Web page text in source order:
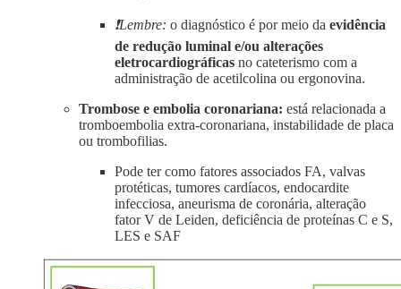
❗Lembre: o diagnóstico é por meio da evidência
de redução luminal e/ou alterações
eletrocardiográficas no cateterismo com a
administração de acetilcolina ou ergonovina.
Trombose e embolia coronariana: está relacionada a
tromboembolia extra-coronariana, instabilidade de placa
ou trombofilias.
Pode ter como fatores associados FA, valvas
protéticas, tumores cardíacos, endocardite
infecciosa, aneurisma de coronária, alteração
fator V de Leiden, deficiência de proteínas C e S,
LES e SAF